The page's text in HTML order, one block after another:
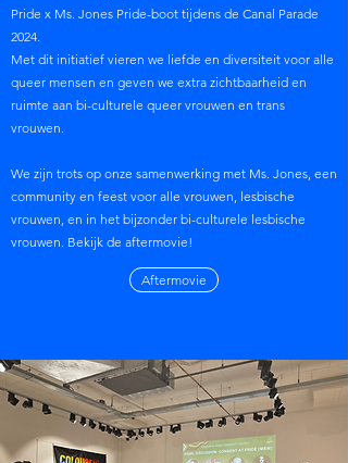
Pride x Ms. Jones Pride-boot tijdens de Canal Parade
2024.
Met dit initiatief vieren we liefde en diversiteit voor alle
queer mensen en geven we extra zichtbaarheid en
ruimte aan bi-culturele queer vrouwen en trans
vrouwen.
We zijn trots op onze samenwerking met Ms. Jones, een
community en feest voor alle vrouwen, lesbische
vrouwen, en in het bijzonder bi-culturele lesbische
vrouwen. Bekijk de aftermovie!
Aftermovie